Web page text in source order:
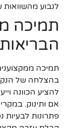
לנבוע
תמיכה
הבריאות
תמיכה
בהצלחה של
להציע הכוונה
אם ותינוק.
פתרונות לבעיות